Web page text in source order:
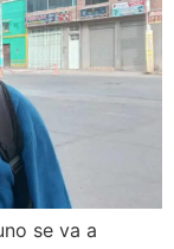
se va a